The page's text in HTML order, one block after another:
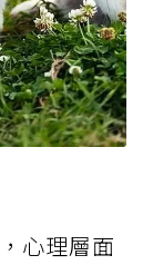
心理層面